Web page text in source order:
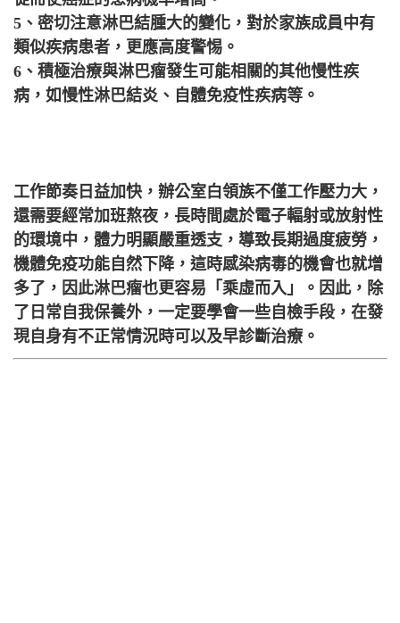
5、密切注意淋巴結腫大的變化，對於家族成員中有
類似疾病患者，更應高度警惕。
6、積極治療與淋巴瘤發生可能相關的其他慢性疾
病，如慢性淋巴結炎、自體免疫性疾病等。
工作節奏日益加快，辦公室白領族不僅工作壓力大，
還需要經常加班熬夜，長時間處於電子輻射或放射性
的環境中，體力明顯嚴重透支，導致長期過度疲勞，
機體免疫功能自然下降，這時感染病毒的機會也就增
多了，因此淋巴瘤也更容易「乘虛而入」。因此，除
了日常自我保養外，一定要學會一些自檢手段，在發
現自身有不正常情況時可以及早診斷治療。